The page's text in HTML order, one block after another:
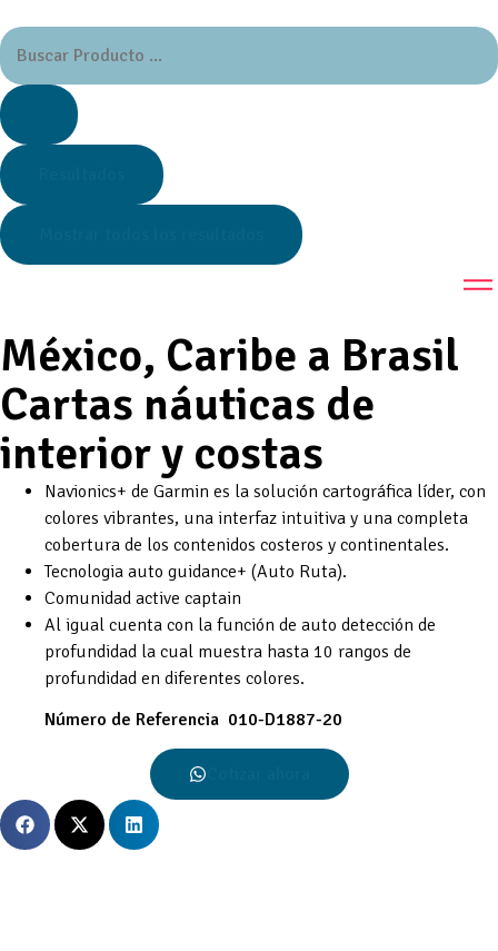
México, Caribe a Brasil
Cartas náuticas de
interior y costas
Navionics+ de Garmin es la solución cartográfica líder, con
colores vibrantes, una interfaz intuitiva y una completa
cobertura de los contenidos costeros y continentales.
Tecnologia auto guidance+ (Auto Ruta).
Comunidad active captain
Al igual cuenta con la función de auto detección de
profundidad la cual muestra hasta 10 rangos de
profundidad en diferentes colores.
Número de Referencia 010-D1887-20